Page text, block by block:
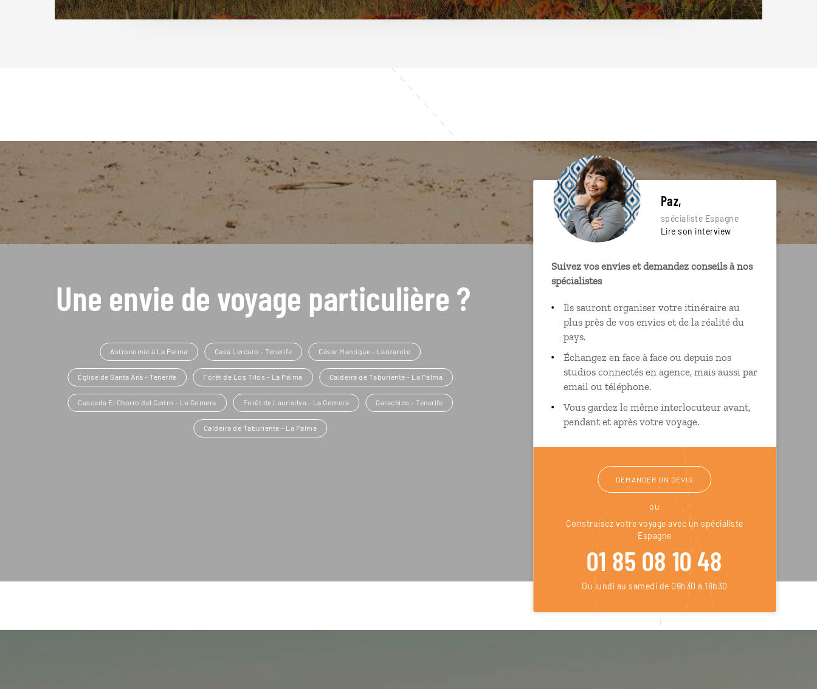
Une envie de voyage particulière ?
Astronomie à La Palma Casa Lercaro - Tenerife César Manrique - Lanzarote
Église de Santa Ana - Tenerife Forêt de Los Tilos - La Palma Caldeira de Taburiente - La Palma
Cascada El Chorro del Cedro - La Gomera Forêt de Laurisilva - La Gomera Garachico - Tenerife
Caldeira de Taburiente - La Palma
Paz,
spécialiste Espagne
Lire son interview
Suivez vos envies et demandez conseils à nos
spécialistes
Ils sauront organiser votre itinéraire au
plus près de vos envies et de la réalité du
pays.
Échangez en face à face ou depuis nos
studios connectés en agence, mais aussi par
email ou téléphone.
Vous gardez le même interlocuteur avant,
pendant et après votre voyage.
DEMANDER UN DEVIS
ou
Construisez votre voyage avec un spécialiste
Espagne
01 85 08 10 48
Du lundi au samedi de 09h30 à 18h30